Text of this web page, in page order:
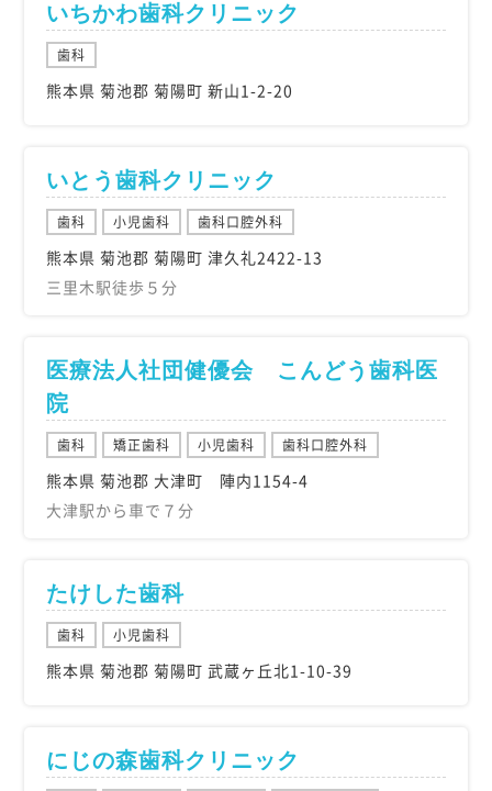
いちかわ歯科クリニック
歯科
熊本県 菊池郡 菊陽町 新山1-2-20
いとう歯科クリニック
歯科 小児歯科 歯科口腔外科
熊本県 菊池郡 菊陽町 津久礼2422-13
三里木駅徒歩５分
医療法人社団健優会 こんどう歯科医
院
歯科 矯正歯科 小児歯科 歯科口腔外科
熊本県 菊池郡 大津町 陣内1154-4
大津駅から車で７分
たけした歯科
歯科 小児歯科
熊本県 菊池郡 菊陽町 武蔵ヶ丘北1-10-39
にじの森歯科クリニック